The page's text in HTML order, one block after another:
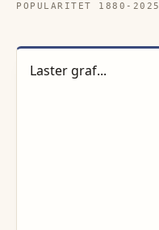
POPULARITET 1880- 2025
Laster graf...